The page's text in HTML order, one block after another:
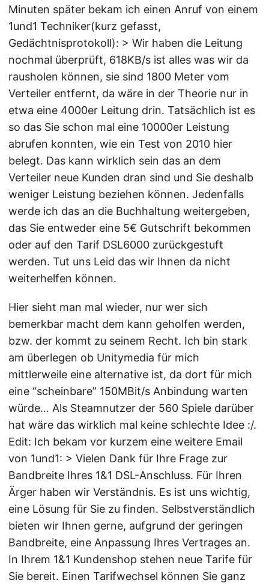
Minuten später bekam ich einen Anruf von einem
1und1 Techniker(kurz gefasst,
Gedächtnisprotokoll): > Wir haben die Leitung
nochmal überprüft, 618KB/s ist alles was wir da
rausholen können, sie sind 1800 Meter vom
Verteiler entfernt, da wäre in der Theorie nur in
etwa eine 4000er Leitung drin. Tatsächlich ist es
so das Sie schon mal eine 10000er Leistung
abrufen konnten, wie ein Test von 2010 hier
belegt. Das kann wirklich sein das an dem
Verteiler neue Kunden dran sind und Sie deshalb
weniger Leistung beziehen können. Jedenfalls
werde ich das an die Buchhaltung weitergeben,
das Sie entweder eine 5€ Gutschrift bekommen
oder auf den Tarif DSL6000 zurückgestuft
werden. Tut uns Leid das wir Ihnen da nicht
weiterhelfen können.
Hier sieht man mal wieder, nur wer sich
bemerkbar macht dem kann geholfen werden,
bzw. der kommt zu seinem Recht. Ich bin stark
am überlegen ob Unitymedia für mich
mittlerweile eine alternative ist, da dort für mich
eine “scheinbare” 150MBit/s Anbindung warten
würde… Als Steamnutzer der 560 Spiele darüber
hat wäre das wirklich mal keine schlechte Idee :/.
Edit: Ich bekam vor kurzem eine weitere Email
von 1und1: > Vielen Dank für Ihre Frage zur
Bandbreite Ihres 1&1 DSL-Anschluss. Für Ihren
Ärger haben wir Verständnis. Es ist uns wichtig,
eine Lösung für Sie zu finden. Selbstverständlich
bieten wir Ihnen gerne, aufgrund der geringen
Bandbreite, eine Anpassung Ihres Vertrages an.
In Ihrem 1&1 Kundenshop stehen neue Tarife für
Sie bereit. Einen Tarifwechsel können Sie ganz